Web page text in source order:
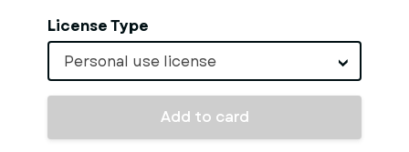
License Type
Personal use license
Add to card